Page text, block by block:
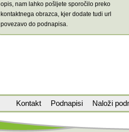
opis, nam lahko pošljete sporočilo preko
kontaktnega obrazca, kjer dodate tudi url
povezavo do podnapisa.
Kontakt Podnapisi Naloži